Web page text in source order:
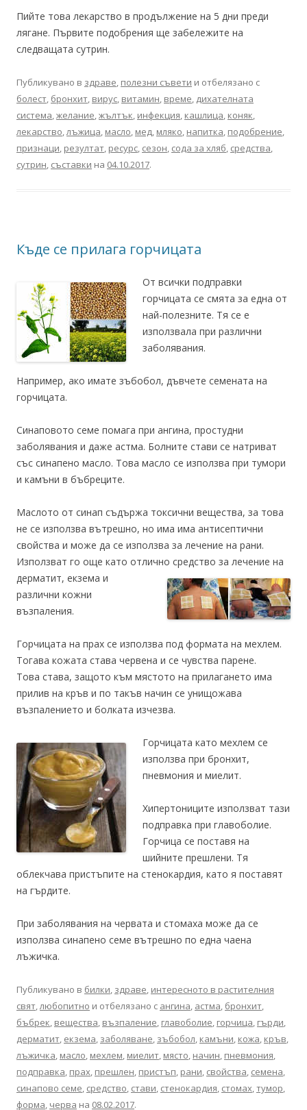
Пийте това лекарство в продължение на 5 дни преди
лягане. Първите подобрения ще забележите на
следващата сутрин.
Публикувано в здраве, полезни съвети и отбелязано с
болест, бронхит, вирус, витамин, време, дихателната
система,желание,жълтък, инфекция, кашлица, коняк,
лекарство,лъжица, масло, мед, мляко, напитка, подобрение,
признаци, резултат, ресурс, сезон, сода за хляб, средства,
сутрин, съставки на 04.10.2017.
Къде се прилага горчицата
От всички подправки
горчицата се смята за една от
най-полезните. Тя се е
използвала при различни
заболявания.
Например, ако имате зъбобол, дъвчете семената на
горчицата.
Синаповото семе помага при ангина, простудни
заболявания и даже астма. Болните стави се натриват
със синапено масло. Това масло се използва при тумори
и камъни в бъбреците.
Маслото от синап съдържа токсични вещества, за това
не се използва вътрешно, но има има антисептични
свойства и може да се използва за лечение на рани.
Използват го още като отлично средство за лечение на
дерматит, екзема и
различни кожни
възпаления.
Горчицата на прах се използва под формата на мехлем.
Тогава кожата става червена и се чувства парене.
Това става, защото към мястото на прилагането има
прилив на кръв и по такъв начин се унищожава
възпалението и болката изчезва.
Горчицата като мехлем се
използва при бронхит,
пневмония и миелит.
Хипертониците използват тази
подправка при главоболие.
Горчица се поставя на
шийните прешлени. Тя
облекчава пристъпите на стенокардия, като я поставят
на гърдите.
При заболявания на червата и стомаха може да се
използва синапено семе вътрешно по една чаена
лъжичка.
Публикувано в билки, здраве, интересното в растителния
свят,любопитно и отбелязано с ангина, астма, бронхит,
бъбрек, вещества, възпаление, главоболие, горчица, гърди,
дерматит, екзема, заболяване, зъбобол, камъни, кожа, кръв,
лъжичка, масло, мехлем, миелит, място, начин, пневмония,
подправка, прах, прешлен, пристъп, рани, свойства, семена,
синапово семе, средство, стави, стенокардия, стомах,тумор,
форма, черва на 08.02.2017.